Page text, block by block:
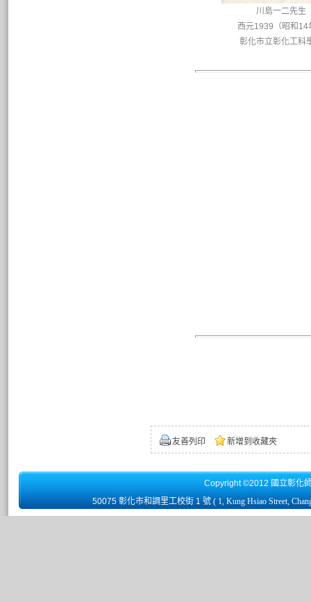
川島一二先生
西元1939（昭和14
彰化市立彰化工科
友善列印 新增到收藏夾
Copyright ©2012 國立彰化
50075 彰化市和調里工校街 1 號 ( 1, Kung Hsiao Street,